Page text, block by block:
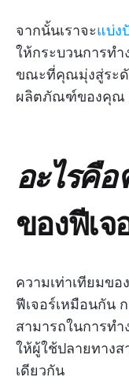
จากนั้นเราจะแบ่ง
ให้กระบวนการท
ขณะที่คุณมุ่งสู่ระดั
ผลิตภัณฑ์ของคุณ
อะไรคือ
ของฟีเจ
ความเท่าเทียมข
ฟีเจอร์เหมือนกัน
สามารถในการท
ให้ผู้ใช้ปลายทาง
เดียวกัน